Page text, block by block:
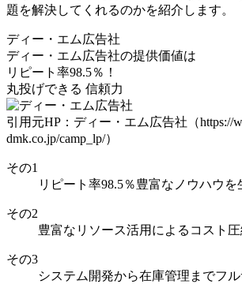
題を解決してくれるのかを紹介します。
ディー・エム広告社
ディー・エム広告社の提供価値は
リピート率98.5％！
丸投げできる 信頼力
引用元HP：ディー・エム広告社（https://
dmk.co.jp/camp_lp/）
その1
リピート率98.5％豊富なノウハウを
その2
豊富なリソース活用 によるコスト
その3
システム開発から在庫管理 までフ